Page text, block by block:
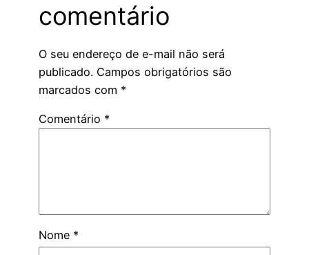
comentário
O seu endereço de e-mail não será
publicado. Campos obrigatórios são
marcados com *
Comentário *
Nome *